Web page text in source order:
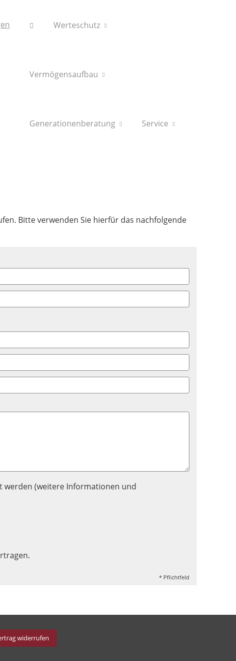
Werteschutz
Vermögensaufbau
Generationenberatung Service
Bitte verwenden Sie hierfür das nachfolgende
werden (weitere Informationen und
* Pflichtfeld
widerrufen